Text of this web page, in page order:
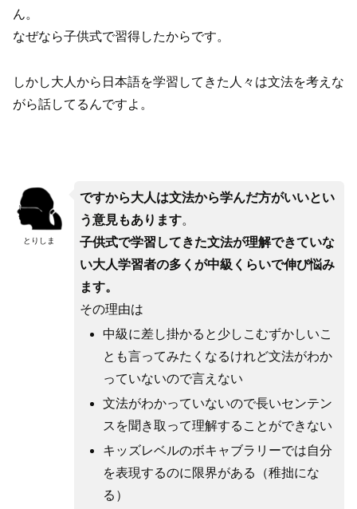
ん。
なぜなら子供式で習得したからです。
しかし大人から日本語を学習してきた人々は文法を考えな
がら話してるんですよ。
とりしま
ですから大人は文法から学んだ方がいいとい
う意見もあります。
子供式で学習してきた文法が理解できていな
い大人学習者の多くが中級くらいで伸び悩み
ます。
その理由は
中級に差し掛かると少しこむずかしいこ
とも言ってみたくなるけれど文法がわか
っていないので言えない
文法がわかっていないので長いセンテン
スを聞き取って理解することができない
キッズレベルのボキャブラリーでは自分
を表現するのに限界がある（稚拙にな
る）